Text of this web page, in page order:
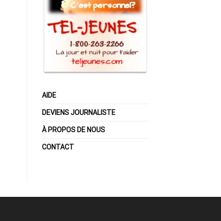
AIDE
DEVIENS JOURNALISTE
À PROPOS DE NOUS
CONTACT